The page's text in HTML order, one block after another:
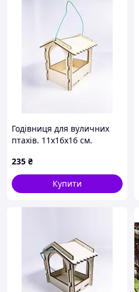
Годівниця для вуличних
птахів. 11х16х16 см.
235 ₴
Купити